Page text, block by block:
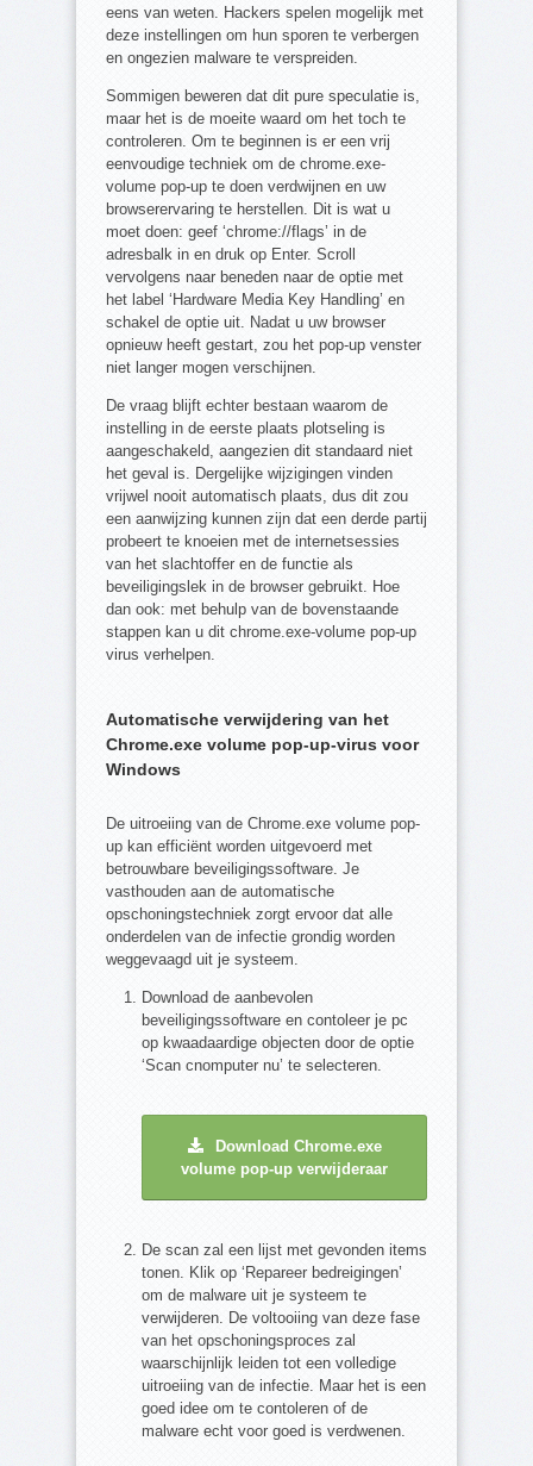
eens van weten. Hackers spelen mogelijk met
deze instellingen om hun sporen te verbergen
en ongezien malware te verspreiden.
Sommigen beweren dat dit pure speculatie is,
maar het is de moeite waard om het toch te
controleren. Om te beginnen is er een vrij
eenvoudige techniek om de chrome.exe-
volume pop-up te doen verdwijnen en uw
browserervaring te herstellen. Dit is wat u
moet doen: geef ‘chrome://flags’ in de
adresbalk in en druk op Enter. Scroll
vervolgens naar beneden naar de optie met
het label ‘Hardware Media Key Handling’ en
schakel de optie uit. Nadat u uw browser
opnieuw heeft gestart, zou het pop-up venster
niet langer mogen verschijnen.
De vraag blijft echter bestaan waarom de
instelling in de eerste plaats plotseling is
aangeschakeld, aangezien dit standaard niet
het geval is. Dergelijke wijzigingen vinden
vrijwel nooit automatisch plaats, dus dit zou
een aanwijzing kunnen zijn dat een derde partij
probeert te knoeien met de internetsessies
van het slachtoffer en de functie als
beveiligingslek in de browser gebruikt. Hoe
dan ook: met behulp van de bovenstaande
stappen kan u dit chrome.exe-volume pop-up
virus verhelpen.
Automatische verwijdering van het
Chrome.exe volume pop-up-virus voor
Windows
De uitroeiing van de Chrome.exe volume pop-
up kan efficiënt worden uitgevoerd met
betrouwbare beveiligingssoftware. Je
vasthouden aan de automatische
opschoningstechniek zorgt ervoor dat alle
onderdelen van de infectie grondig worden
weggevaagd uit je systeem.
Download de aanbevolen
beveiligingssoftware en contoleer je pc
op kwaadaardige objecten door de optie
‘Scan cnomputer nu’ te selecteren.
Download Chrome.exe
volume pop-up verwijderaar
De scan zal een lijst met gevonden items
tonen. Klik op ‘Repareer bedreigingen’
om de malware uit je systeem te
verwijderen. De voltooiing van deze fase
van het opschoningsproces zal
waarschijnlijk leiden tot een volledige
uitroeiing van de infectie. Maar het is een
goed idee om te contoleren of de
malware echt voor goed is verdwenen.